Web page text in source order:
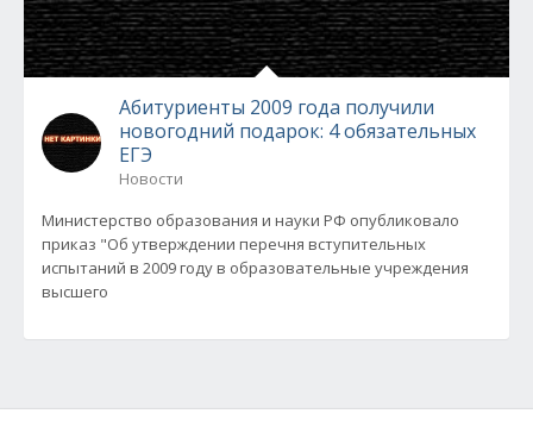
Абитуриенты 2009 года получили
новогодний подарок: 4 обязательных
ЕГЭ
Новости
Министерство образования и науки РФ опубликовало
приказ "Об утверждении перечня вступительных
испытаний в 2009 году в образовательные учреждения
высшего